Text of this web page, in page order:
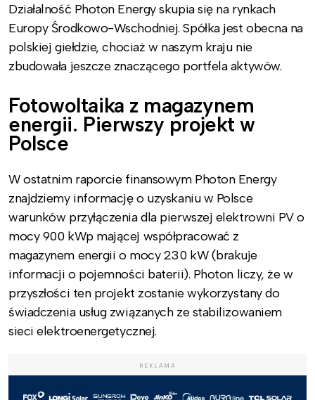
Działalność Photon Energy skupia się na rynkach
Europy Środkowo-Wschodniej. Spółka jest obecna na
polskiej giełdzie, chociaż w naszym kraju nie
zbudowała jeszcze znaczącego portfela aktywów.
Fotowoltaika z magazynem
energii. Pierwszy projekt w
Polsce
W ostatnim raporcie finansowym Photon Energy
znajdziemy informację o uzyskaniu w Polsce
warunków przyłączenia dla pierwszej elektrowni PV o
mocy 900 kWp mającej współpracować z
magazynem energii o mocy 230 kW (brakuje
informacji o pojemności baterii). Photon liczy, że w
przyszłości ten projekt zostanie wykorzystany do
świadczenia usług związanych ze stabilizowaniem
sieci elektroenergetycznej.
REKLAMA